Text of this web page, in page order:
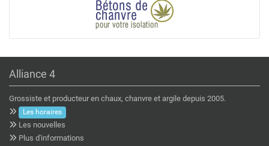
Alliance 4
Grossiste et producteur en chaux, chanvre et argile depuis 2005.
Les horaires
Les nouvelles
Plus d'informations